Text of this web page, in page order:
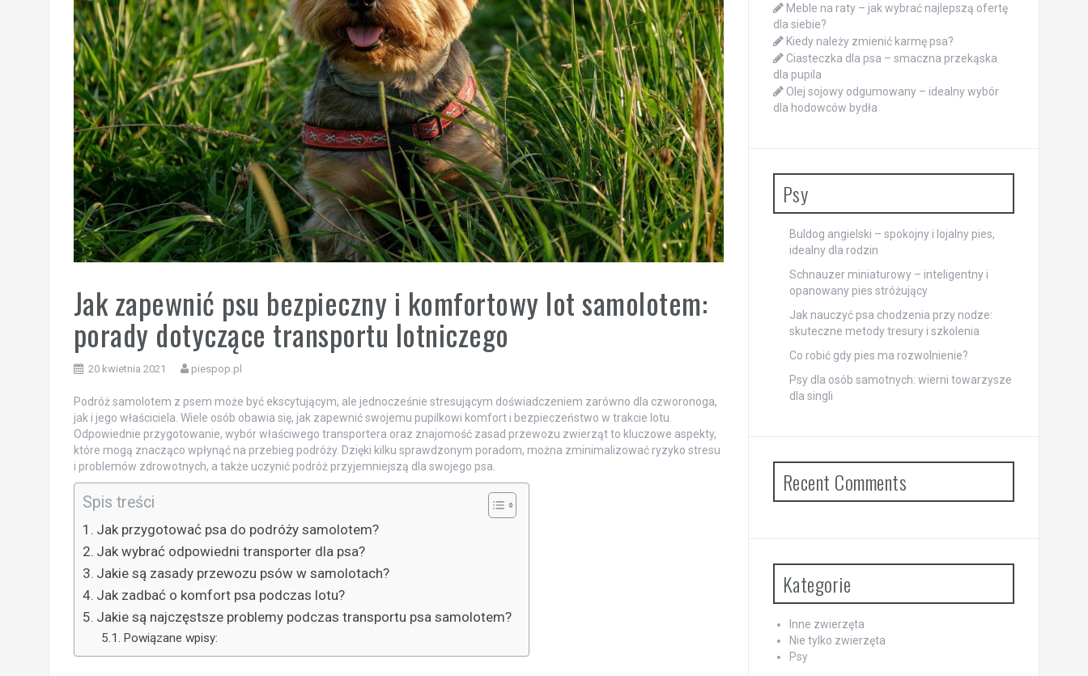
Jak zapewnić psu bezpieczny i komfortowy lot samolotem:
porady dotyczące transportu lotniczego
20 kwietnia 2021 piespop.pl
Podróż samolotem z psem może być ekscytującym, ale jednocześnie stresującym doświadczeniem zarówno dla czworonoga,
jak i jego właściciela. Wiele osób obawia się, jak zapewnić swojemu pupilkowi komfort i bezpieczeństwo w trakcie lotu.
Odpowiednie przygotowanie, wybór właściwego transportera oraz znajomość zasad przewozu zwierząt to kluczowe aspekty,
które mogą znacząco wpłynąć na przebieg podróży. Dzięki kilku sprawdzonym poradom, można zminimalizować ryzyko stresu
i problemów zdrowotnych, a także uczynić podróż przyjemniejszą dla swojego psa.
Spis treści
Jak przygotować psa do podróży samolotem?
Jak wybrać odpowiedni transporter dla psa?
Jakie są zasady przewozu psów w samolotach?
Jak zadbać o komfort psa podczas lotu?
Jakie są najczęstsze problemy podczas transportu psa samolotem?
Powiązane wpisy:
Meble na raty – jak wybrać najlepszą ofertę
dla siebie?
Kiedy należy zmienić karmę psa?
Ciasteczka dla psa – smaczna przekąska
dla pupila
Olej sojowy odgumowany – idealny wybór
dla hodowców bydła
Psy
Buldog angielski – spokojny i lojalny pies,
idealny dla rodzin
Schnauzer miniaturowy – inteligentny i
opanowany pies stróżujący
Jak nauczyć psa chodzenia przy nodze:
skuteczne metody tresury i szkolenia
Co robić gdy pies ma rozwolnienie?
Psy dla osób samotnych: wierni towarzysze
dla singli
Recent Comments
Kategorie
Inne zwierzęta
Nie tylko zwierzęta
Psy